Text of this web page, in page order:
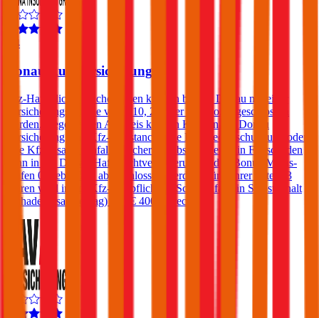
4,4
Donau Autoversicherung
Kfz-Haftpflichtversicherungen können bei der Donau mit einer
Versicherungssumme von € 10, 20 oder 30 Mio. abgeschlossen
werden. Gegen einen Aufpreis können Kunden der Donau
Versicherung eine Kfz-Assistance, eine Kfz-Rechtsschutz und/oder
eine Kfz-Insassenunfallversicherung abschließen. Ein Freischaden
kann in der Donau-Haftpflichtversicherung in den Bonus-Malus-
Stufen 0-3 ebenfalls abgeschlossen werden. Für Fahrer unter 23
Jahren wird in der Kfz-Haftpflicht im Schadenfall ein Selbstbehalt
(Schadenersatzbeitrag) von € 400 verrechnet.